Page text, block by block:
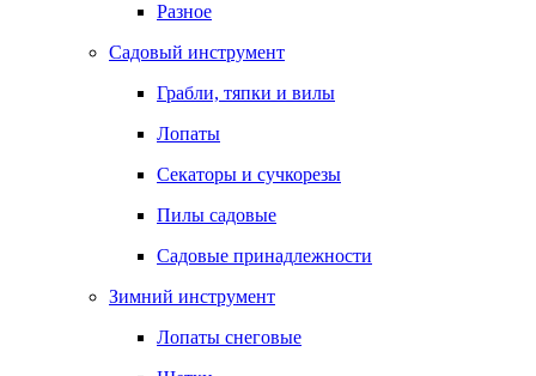
Разное
Садовый инструмент
Грабли, тяпки и вилы
Лопаты
Секаторы и сучкорезы
Пилы садовые
Садовые принадлежности
Зимний инструмент
Лопаты снеговые